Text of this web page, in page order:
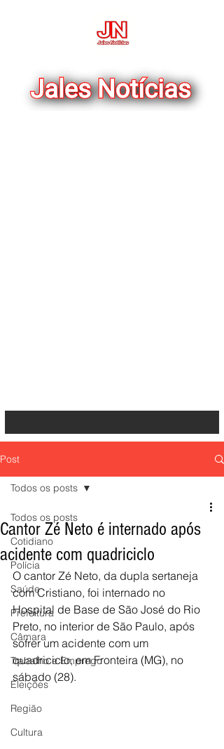
Post
Todos os posts
Cotidiano
Polícia
Saúde
Prefeitura
Câmara
Trabalho e Emprego
Eleições
Região
Cultura
Todos os posts
Cantor Zé Neto é internado após
acidente com quadriciclo
O cantor Zé Neto, da dupla sertaneja
com Cristiano, foi internado no
Hospital de Base de São José do Rio
Preto, no interior de São Paulo, após
sofrer um acidente com um
quadriciclo, em Fronteira (MG), no
sábado (28).